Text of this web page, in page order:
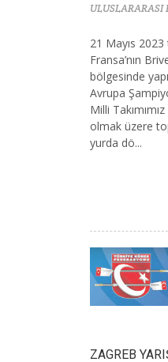
ULUSLARARASI
21 Mayıs
Fransa’nın
bölgesinde
Avrupa
Milli
olmak üzere
yurda dö...
ZAGREB